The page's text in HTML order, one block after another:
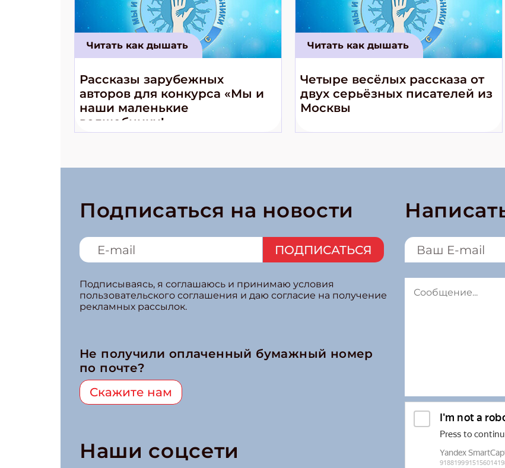
Читать как дышать
Рассказы зарубежных
авторов для конкурса «Мы и
наши маленькие
волшебники!»
Читать как дышать
Четыре весёлых рассказа от
двух серьёзных писателей из
Москвы
Подписаться на новости
ПОДПИСАТЬСЯ
Подписываясь, я соглашаюсь и принимаю условия
пользовательского соглашения и даю согласие на получение
рекламных рассылок.
Не получили оплаченный бумажный номер
по почте?
Скажите нам
Наши соцсети